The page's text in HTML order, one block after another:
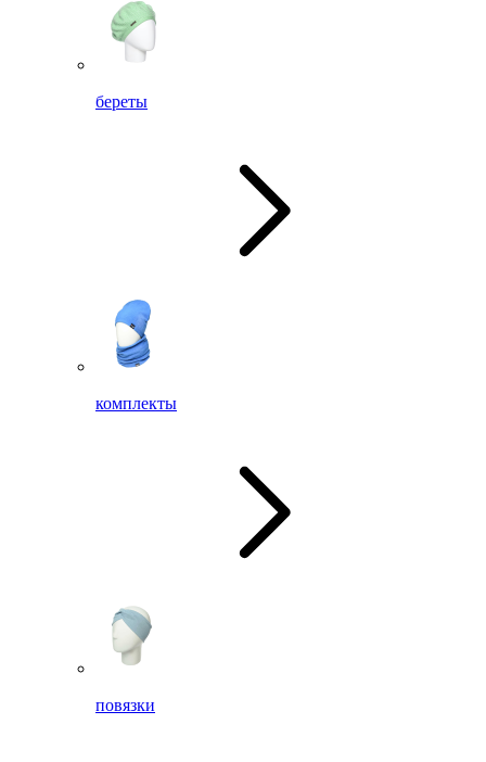
береты
комплекты
повязки